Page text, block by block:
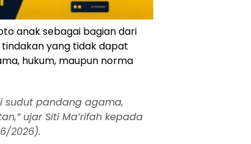
anak sebagai bagian dari
yang tidak dapat
hukum, maupun norma
sudut pandang agama,
ujar Siti Ma’rifah kepada
2026).